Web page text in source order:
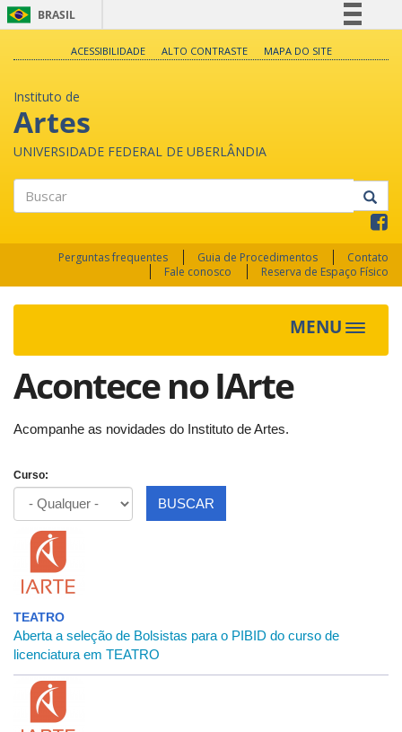
BRASIL
Legislação
Canais
ACESSIBILIDADE ALTO CONTRASTE MAPA DO SITE
Instituto de
Artes
UNIVERSIDADE FEDERAL DE UBERLÂNDIA
Perguntas frequentes Guia de Procedimentos
Contato
Fale conosco
Reserva de Espaço Físico
MENU
Toggle
Acontece no IArte
Acompanhe as novidades do Instituto de Artes.
Curso:
BUSCAR
TEATRO
Aberta a seleção de Bolsistas para o PIBID do curso de
licenciatura em TEATRO